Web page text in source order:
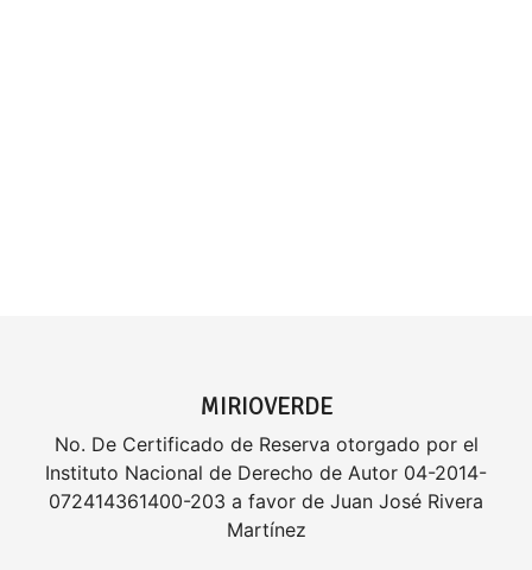
MIRIOVERDE
No. De Certificado de Reserva otorgado por el
Instituto Nacional de Derecho de Autor 04-2014-
072414361400-203 a favor de Juan José Rivera
Martínez